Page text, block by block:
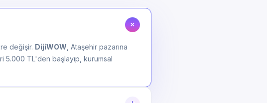
değişir. DijiWOW , Ataşehir pazarına
5.000 TL'den başlayıp, kurumsal